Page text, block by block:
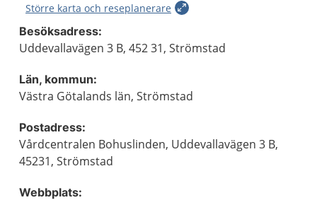
Större karta och reseplanerare
Besöksadress:
Uddevallavägen 3 B, 452 31, Strömstad
Län, kommun:
Västra Götalands län, Strömstad
Postadress:
Vårdcentralen Bohuslinden, Uddevallavägen 3 B,
45231, Strömstad
Webbplats: